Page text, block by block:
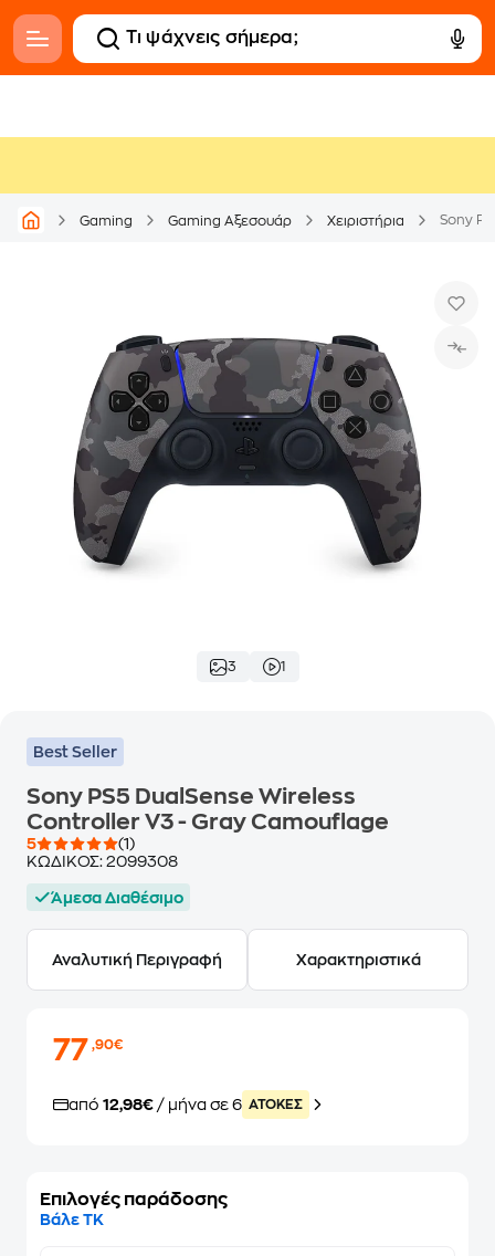
Gaming Gaming Αξεσουάρ Χειριστήρια Sony
3 1
Best Seller
Sony PS5 DualSense Wireless
Controller V3 - Gray Camouflage
5
(1)
ΚΩΔΙΚΟΣ: 2099308
Άμεσα Διαθέσιμο
Αναλυτική Περιγραφή Χαρακτηριστικά
77,90€
από 12,98€ / μήνα σε 6 ATOKEΣ
Επιλογές παράδοσης
Βάλε ΤΚ